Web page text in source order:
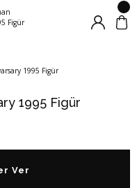
1995 Figür
Ver